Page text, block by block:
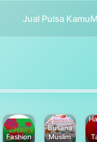
Jual Pulsa Kamu
Fashion
Busana
Muslim